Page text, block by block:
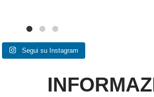
Segui su Instagram